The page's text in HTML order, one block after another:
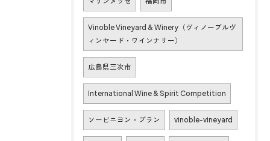
Vinoble Vineyard & Winery（ヴィノーブルヴ
ィンヤード・ワインナリー）
広島県三次市
International Wine & Spirit Competition
ソービニヨン・ブラン vinoble-vineyard